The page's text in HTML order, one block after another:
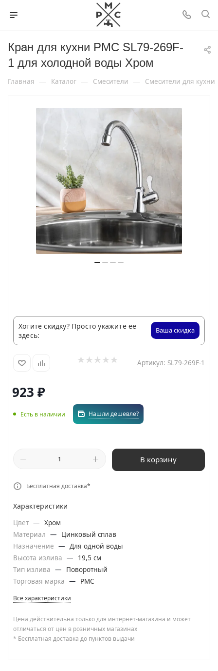
Кран для кухни РМС SL79-269F-
1 для холодной воды Хром
Главная — Каталог — Смесители — Смесители для кухни
Хотите скидку? Просто укажите ее
здесь:
Ваша скидка
Артикул: SL79-269F-1
923 ₽
Есть в наличии Нашли дешевле?
В корзину
Бесплатная доставка*
Характеристики
Цвет — Хром
Материал —
Цинковый сплав
Назначение — Для одной воды
Высота излива —
19,5 см
Тип излива —
Поворотный
Торговая марка — РМС
Все характеристики
Цена действительна только для интернет-магазина и может
отличаться от цен в розничных магазинах
* Бесплатная доставка до пунктов выдачи